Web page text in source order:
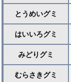
とうめいグミ
はいいろグミ
みどりグミ
むらさきグミ